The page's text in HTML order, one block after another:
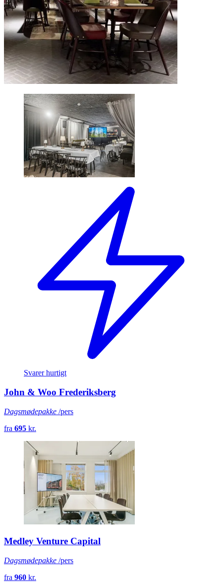
Svarer hurtigt
John & Woo Frederiksberg
Dagsmødepakke /pers
fra 695 kr.
Medley Venture Capital
Dagsmødepakke /pers
fra 960 kr.